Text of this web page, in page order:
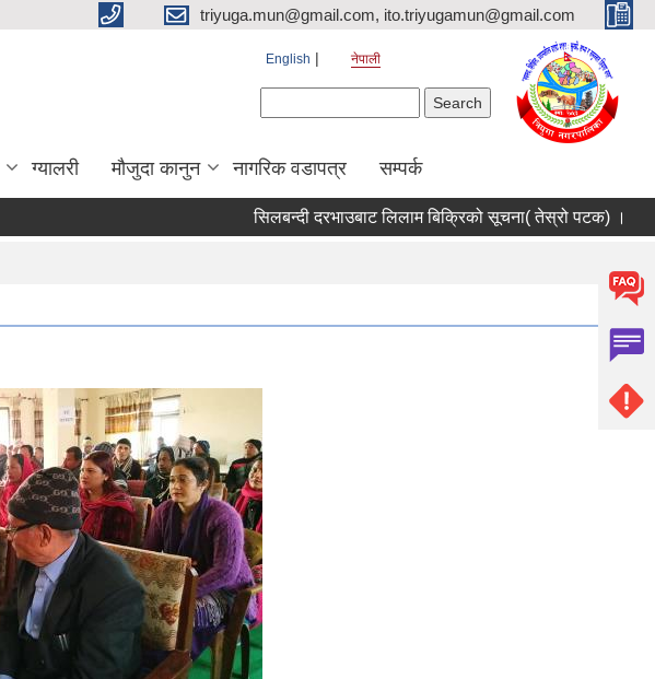
triyuga.mun@gmail.com, ito.triyugamun@gmail.com
English नेपाली
ग्यालरी मौजुदा कानुन नागरिक वडापत्र सम्पर्क
सिलबन्दी दरभाउबाट लिलाम बिक्रिको सूचना( तेस्रो पटक) ।